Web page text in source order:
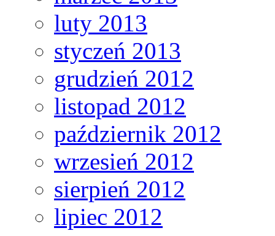
luty 2013
styczeń 2013
grudzień 2012
listopad 2012
październik 2012
wrzesień 2012
sierpień 2012
lipiec 2012